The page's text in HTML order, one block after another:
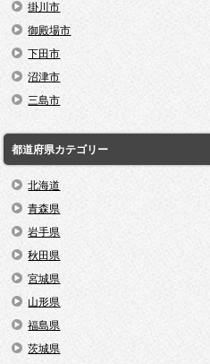
掛川市
御殿場市
下田市
沼津市
三島市
都道府県カテゴリー
北海道
青森県
岩手県
秋田県
宮城県
山形県
福島県
茨城県